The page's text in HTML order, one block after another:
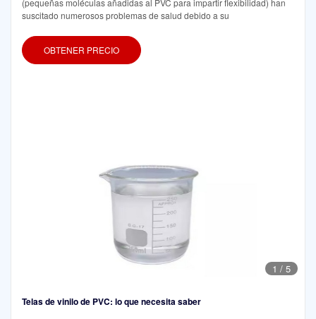
(pequeñas moléculas añadidas al PVC para impartir flexibilidad) han
suscitado numerosos problemas de salud debido a su
OBTENER PRECIO
1 / 5
Telas de vinilo de PVC: lo que necesita saber